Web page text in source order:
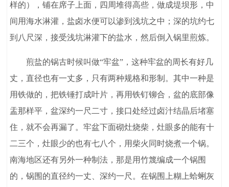
样的），铺在席子上面，四周堆得高些，做成堤坝形，中
间用海水淋灌，盐卤水便可以渗到浅坑之中；深的坑约七
到八尺深，接受浅坑淋灌下的盐水，然后倒入锅里煎炼。
煎盐的锅古时候叫做“牢盆”，这种牢盆的周长有好几
丈，直径也有一丈多，只有两种规格和形制。其中一种是
用铁做的，把铁锤打成叶片，再用铁钉铆合，盆的底部像
盂那样平，盆深约一尺二寸，接口处经过卤汁结晶后堵塞
住，就不会再漏了。牢盆下面砌灶烧柴，灶眼多的能有十
二三个，灶眼少的也有七八个，用柴火同时烧煮一个锅。
南海地区还有另外一种制法，那是用竹篾编成一个锅围
的，锅围的直径约一丈、深约一尺。在锅围上糊上蛤蜊灰